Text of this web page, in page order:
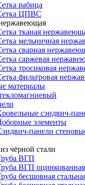
рабица
ЦПВС
тканая
мельничная
сварная
саржевая
тросиковая
фильтровая
материалы
сэндвич-
элементы
панели
чёрной стали
ВГП
ВГП оцинкованная
бесшовная